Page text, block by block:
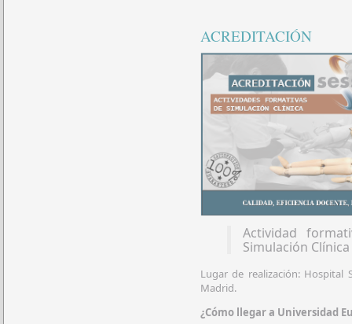
ACREDITACIÓN
Actividad
Simulación
Lugar de realización: Hospital
Madrid.
¿Cómo llegar a Universidad